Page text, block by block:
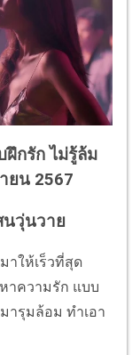
ฝึกรัก ไม่รู้ล้ม
ยน 2567
นวุ่นวาย
าให้เร็วที่สุด
าความรัก แบบ
ารุมล้อม ทำเอา